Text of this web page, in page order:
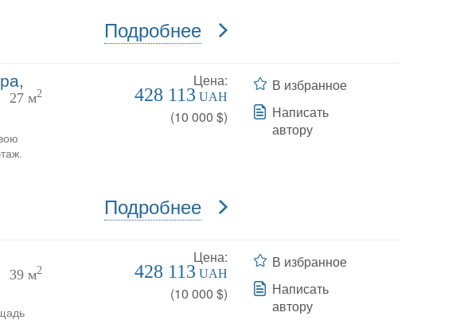
Подробнее
27 м2
Цена:
428 113 UAH
(10 000 $)
Подробнее
В избранное
Написать
автору
39 м2
Цена:
428 113 UAH
(10 000 $)
В избранное
Написать
автору